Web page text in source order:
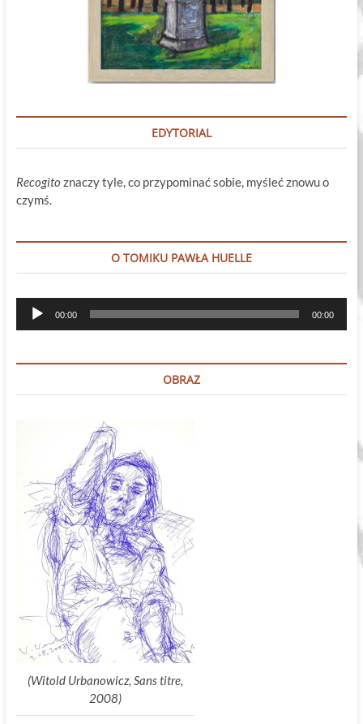
EDYTORIAL
Recogito znaczy tyle, co przypominać sobie, myśleć znowu o
czymś.
O TOMIKU PAWŁA HUELLE
Odtwarzacz
plików
00:00 00:00
OBRAZ
(Witold Urbanowicz, Sans titre,
2008)